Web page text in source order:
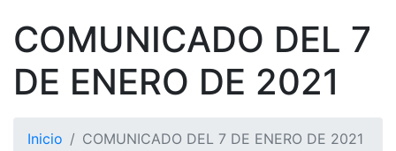
COMUNICADO DEL 7
DE ENERO DE 2021
Inicio COMUNICADO DEL 7 DE ENERO DE 2021